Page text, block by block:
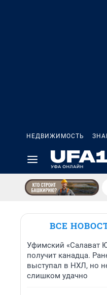
НЕДВИЖИМОСТЬ
ВСЕ
Уфимский «Салават
получит канадца.
выступал в НХЛ, но
слишком удачно